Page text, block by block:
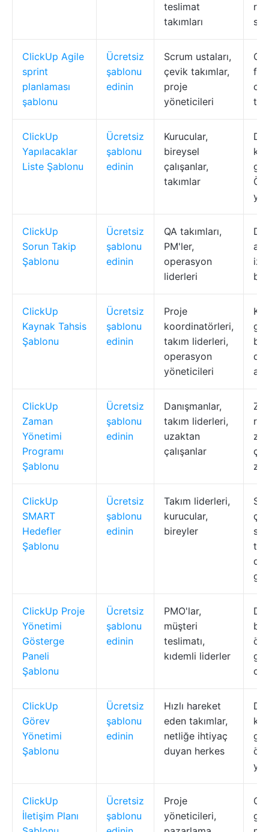
teslimat
takımları
ClickUp Agile
sprint
planlaması
şablonu
Ücretsiz
şablonu
edinin
Scrum ustaları,
çevik takımlar,
proje
yöneticileri
ClickUp
Yapılacaklar
Liste Şablonu
Ücretsiz
şablonu
edinin
Kurucular,
bireysel
çalışanlar,
takımlar
ClickUp
Sorun Takip
Şablonu
Ücretsiz
şablonu
edinin
QA takımları,
PM'ler,
operasyon
liderleri
ClickUp
Kaynak Tahsis
Şablonu
Ücretsiz
şablonu
edinin
Proje
koordinatörleri,
takım liderleri,
operasyon
yöneticileri
ClickUp
Zaman
Yönetimi
Programı
Şablonu
Ücretsiz
şablonu
edinin
Danışmanlar,
takım liderleri,
uzaktan
çalışanlar
ClickUp
SMART
Hedefler
Şablonu
Ücretsiz
şablonu
edinin
Takım liderleri,
kurucular,
bireyler
ClickUp Proje
Yönetimi
Gösterge
Paneli
Şablonu
Ücretsiz
şablonu
edinin
PMO'lar,
müşteri
teslimatı,
kıdemli liderler
ClickUp
Görev
Yönetimi
Şablonu
Ücretsiz
şablonu
edinin
Hızlı hareket
eden takımlar,
netliğe ihtiyaç
duyan herkes
ClickUp
İletişim Planı
Ücretsiz
şablonu
Proje
yöneticileri,